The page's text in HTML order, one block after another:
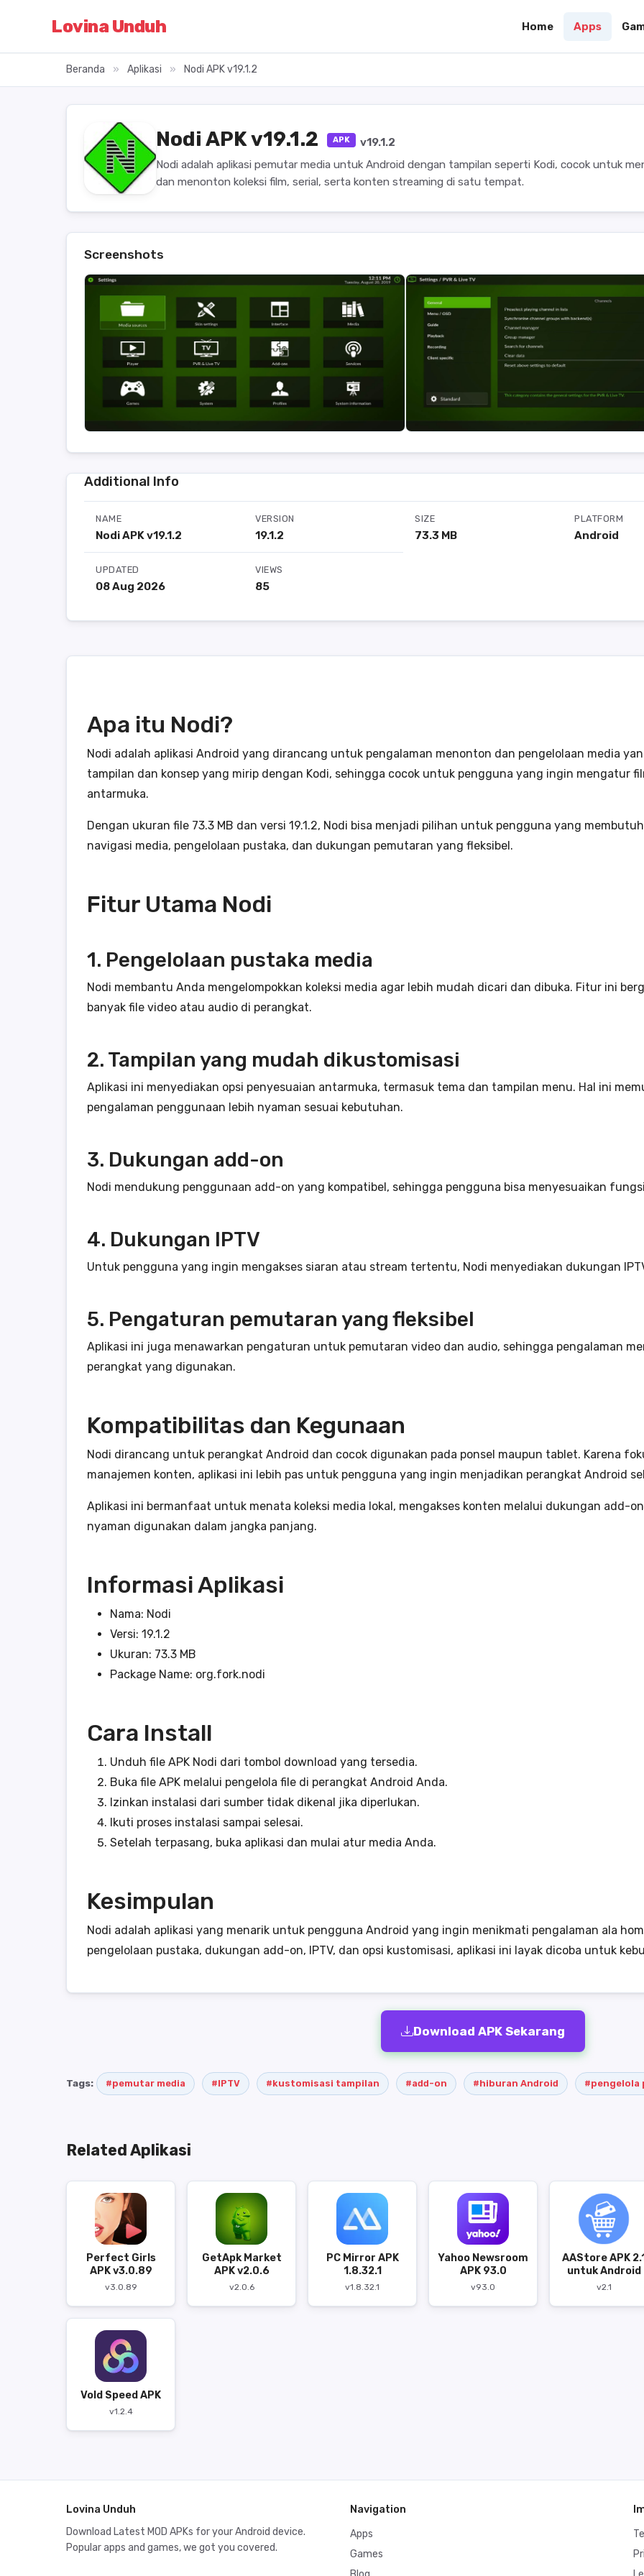
Lovina Unduh Home Apps
Beranda » Aplikasi » Nodi APK v19.1.2
Nodi APK v19.1.2 APK
v19.1.2
Nodi adalah aplikasi pemutar media untuk Android dengan tampilan seperti Kodi, cocok untuk
dan menonton koleksi film, serial, serta konten streaming di satu tempat.
Screenshots
Additional Info
NAME
Nodi APK v19.1.2
VERSION
19.1.2
SIZE
73.3 MB
PLATFORM
Android
UPDATED
08 Aug 2026
VIEWS
85
Apa itu Nodi?
Nodi adalah aplikasi Android yang dirancang untuk pengalaman menonton dan pengelolaan media
tampilan dan konsep yang mirip dengan Kodi, sehingga cocok untuk pengguna yang ingin mengatur
antarmuka.
Dengan ukuran file 73.3 MB dan versi 19.1.2, Nodi bisa menjadi pilihan untuk pengguna yang
navigasi media, pengelolaan pustaka, dan dukungan pemutaran yang fleksibel.
Fitur Utama Nodi
1. Pengelolaan pustaka media
Nodi membantu Anda mengelompokkan koleksi media agar lebih mudah dicari dan dibuka. Fitur ini
banyak file video atau audio di perangkat.
2. Tampilan yang mudah dikustomisasi
Aplikasi ini menyediakan opsi penyesuaian antarmuka, termasuk tema dan tampilan menu. Hal ini
pengalaman penggunaan lebih nyaman sesuai kebutuhan.
3. Dukungan add-on
Nodi mendukung penggunaan add-on yang kompatibel, sehingga pengguna bisa menyesuaikan
4. Dukungan IPTV
Untuk pengguna yang ingin mengakses siaran atau stream tertentu, Nodi menyediakan dukungan
5. Pengaturan pemutaran yang fleksibel
Aplikasi ini juga menawarkan pengaturan untuk pemutaran video dan audio, sehingga pengalaman
perangkat yang digunakan.
Kompatibilitas dan Kegunaan
Nodi dirancang untuk perangkat Android dan cocok digunakan pada ponsel maupun tablet. Karena
manajemen konten, aplikasi ini lebih pas untuk pengguna yang ingin menjadikan perangkat Android
Aplikasi ini bermanfaat untuk menata koleksi media lokal, mengakses konten melalui dukungan add-
nyaman digunakan dalam jangka panjang.
Informasi Aplikasi
Nama: Nodi
Versi: 19.1.2
Ukuran: 73.3 MB
Package Name: org.fork.nodi
Cara Install
Unduh file APK Nodi dari tombol download yang tersedia.
Buka file APK melalui pengelola file di perangkat Android Anda.
Izinkan instalasi dari sumber tidak dikenal jika diperlukan.
Ikuti proses instalasi sampai selesai.
Setelah terpasang, buka aplikasi dan mulai atur media Anda.
Kesimpulan
Nodi adalah aplikasi yang menarik untuk pengguna Android yang ingin menikmati pengalaman ala
pengelolaan pustaka, dukungan add-on, IPTV, dan opsi kustomisasi, aplikasi ini layak dicoba untuk
Download APK Sekarang
Tags: #pemutar media #IPTV #kustomisasi tampilan #add-on #hiburan Android #pengelola
Related Aplikasi
Perfect Girls
APK v3.0.89
v3.0.89
GetApk Market
APK v2.0.6
v2.0.6
PC Mirror APK
1.8.32.1
v1.8.32.1
Yahoo Newsroom
APK 93.0
v93.0
AAStore APK 2.1
untuk Android
v2.1
Vold Speed APK
v1.2.4
Lovina Unduh
Download Latest MOD APKs for your Android device.
Popular apps and games, we got you covered.
Navigation
Apps
Games